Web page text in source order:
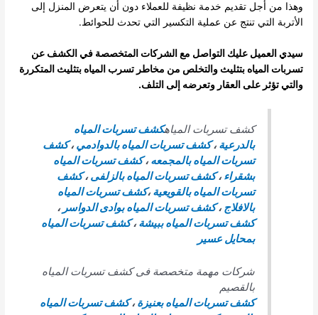
وهذا من أجل تقديم خدمة نظيفة للعملاء دون أن يتعرض المنزل إلى
الأتربة التي تنتج عن عملية التكسير التي تحدث للحوائط.
سيدي العميل عليك التواصل مع الشركات المتخصصة في الكشف عن
تسربات المياه بتثليث والتخلص من مخاطر تسرب المياه بتثليث المتكررة
والتي تؤثر على العقار وتعرضه إلى التلف.
كشف تسربات المياهكشف تسربات المياه
بالدرعية،كشف تسربات المياه بالدوادمي،كشف
تسربات المياه بالمجمعه،كشف تسربات المياه
بشقراء،كشف تسربات المياه بالزلفى،كشف
تسربات المياه بالقويعية،كشف تسربات المياه
بالافلاج،كشف تسربات المياه بوادى الدواسر ،
كشف تسربات المياه ببيشة،كشف تسربات المياه
بمحايل عسير
شركات مهمة متخصصة فى كشف تسربات المياه
بالقصيم
كشف تسربات المياه بعنيزة،كشف تسربات المياه